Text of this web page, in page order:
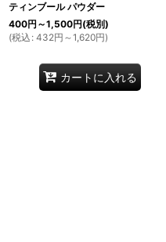
ティンブール パウダー
400円 ～1,500円(税別)
(税込 : 432円 ～1,620円)
カートに入れる